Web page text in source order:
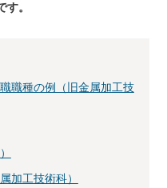
。
職種の例（旧金属加工技
加工技術科）